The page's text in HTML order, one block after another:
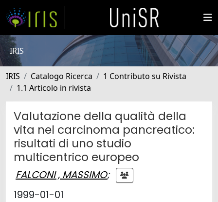
IRIS
IRIS Catalogo Ricerca
1 Contributo su Rivista
1.1 Articolo in rivista
Valutazione della qualità della
vita nel carcinoma pancreatico:
risultati di uno studio
multicentrico europeo
FALCONI , MASSIMO;
1999-01-01